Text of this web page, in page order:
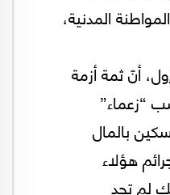
المدنية،
، أنّ ثمة أزمة
“زعماء”
بالمال
هؤلاء
لم تجد